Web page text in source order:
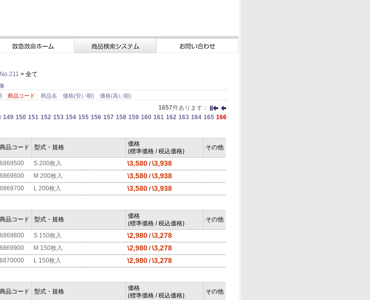
> 全て
商品コード 商品名 価格(安い順) 価格(高い順)
1657件あります：
149 150 151 152 153 154 155 156 157 158 159 160 161 162 163 164 165 166
商品コード 型式・規格
価格
(標準価格 / 税込価格)
その他
6869500 S 200枚入 \3,580 /\3,938
6869600 M 200枚入 \3,580 /\3,938
6869700 L 200枚入 \3,580 /\3,938
商品コード 型式・規格
価格
(標準価格 / 税込価格)
その他
6869800 S 150枚入 \2,980 /\3,278
6869900 M 150枚入 \2,980 /\3,278
6870000 L 150枚入 \2,980 /\3,278
商品コード 型式・規格
価格
(標準価格 / 税込価格)
その他